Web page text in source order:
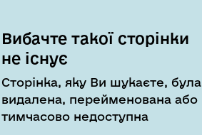
Вибачте такої сторінки
не існує
Сторінка, яку Ви шукаєте, була
видалена, перейменована або
тимчасово недоступна